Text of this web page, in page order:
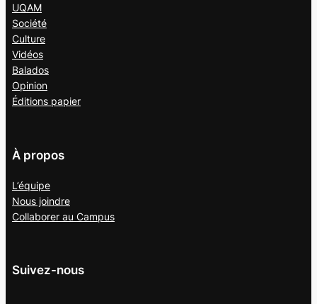
UQAM
Société
Culture
Vidéos
Balados
Opinion
Éditions papier
À propos
L’équipe
Nous joindre
Collaborer au Campus
Suivez-nous